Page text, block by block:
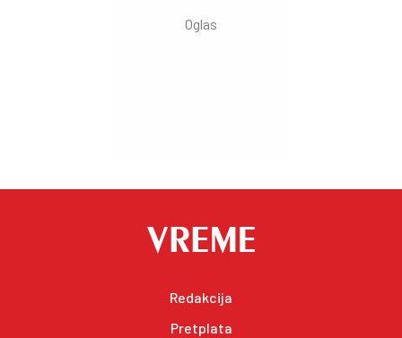
Redakcija
Pretplata